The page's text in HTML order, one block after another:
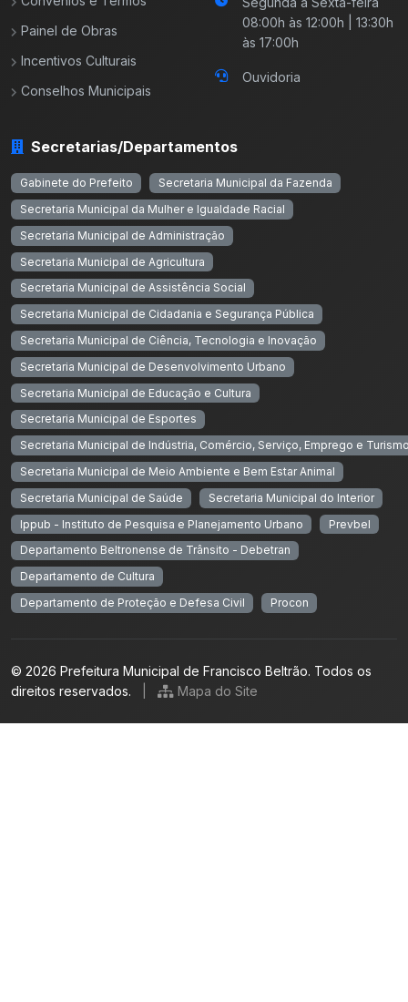
Painel de Obras
Incentivos Culturais
Conselhos Municipais
08:00h às 12:00h | 13:30h
às 17:00h
Ouvidoria
Secretarias/Departamentos
Gabinete do Prefeito
Secretaria Municipal da Fazenda
Secretaria Municipal da Mulher e Igualdade Racial
Secretaria Municipal de Administração
Secretaria Municipal de Agricultura
Secretaria Municipal de Assistência Social
Secretaria Municipal de Cidadania e Segurança Pública
Secretaria Municipal de Ciência, Tecnologia e Inovação
Secretaria Municipal de Desenvolvimento Urbano
Secretaria Municipal de Educação e Cultura
Secretaria Municipal de Esportes
Secretaria Municipal de Indústria, Comércio, Serviço, Emprego e
Secretaria Municipal de Meio Ambiente e Bem Estar Animal
Secretaria Municipal de Saúde
Secretaria Municipal do Interior
Ippub - Instituto de Pesquisa e Planejamento Urbano
Prevbel
Departamento Beltronense de Trânsito - Debetran
Departamento de Cultura
Departamento de Proteção e Defesa Civil
Procon
© 2026 Prefeitura Municipal de Francisco Beltrão. Todos os
direitos reservados.
Mapa do Site